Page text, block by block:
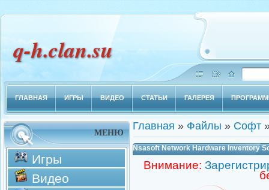
q-h.clan.su
ГЛАВНАЯ ИГРЫ ВИДЕО СТАТЬИ ГАЛЕРЕЯ
МЕНЮ
Игры
Видео
Главная » Файлы » Софт
Nsasoft Network Hardware Inventory
Внимание: